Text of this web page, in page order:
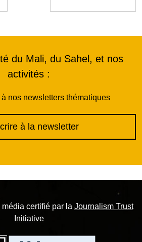
du Mali, du Sahel, et nos
activités :
nos newsletters thématiques
à la newsletter
certifié par la Journalism Trust
Initiative